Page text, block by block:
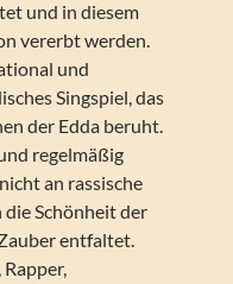
und in diesem
vererbt werden.
und
Singspiel, das
der Edda beruht.
regelmäßig
an rassische
Schönheit der
entfaltet.